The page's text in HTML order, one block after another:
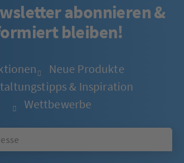
abonnieren &
bleiben!
Neue Produkte
& Inspiration
Wettbewerbe